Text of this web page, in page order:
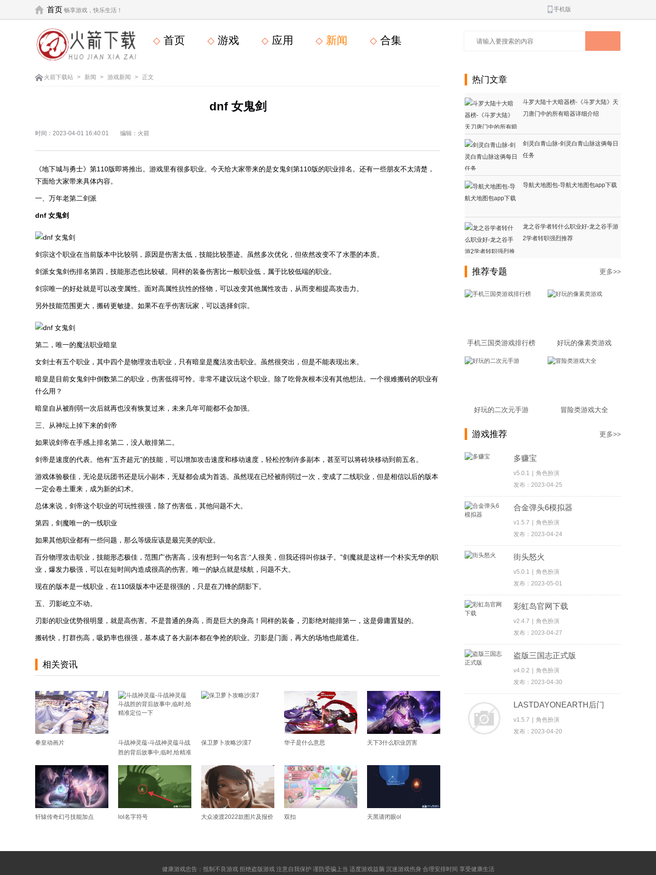
首页 畅享游戏，快乐生活！ 手机版
首页 游戏 应用 新闻 合集
火箭下载站 > 新闻 > 游戏新闻 > 正文
dnf 女鬼剑
时间：2023-04-01 16:40:01 编辑：火箭
《地下城与勇士》第110版即将推出。游戏里有很多职业。今天给大家带来的是女鬼剑第110版的职业排名。还有一些朋友不太清楚，
下面给大家带来具体内容。
一、万年老第二剑派
dnf 女鬼剑
剑宗这个职业在当前版本中比较弱，原因是伤害太低，技能比较墨迹。虽然多次优化，但依然改变不了水墨的本质。
剑派女鬼剑伤排名第四，技能形态也比较破。同样的装备伤害比一般职业低，属于比较低端的职业。
剑宗唯一的好处就是可以改变属性。面对高属性抗性的怪物，可以改变其他属性攻击，从而变相提高攻击力。
另外技能范围更大，搬砖更敏捷。如果不在乎伤害玩家，可以选择剑宗。
第二，唯一的魔法职业暗皇
女剑士有五个职业，其中四个是物理攻击职业，只有暗皇是魔法攻击职业。虽然很突出，但是不能表现出来。
暗皇是目前女鬼剑中倒数第二的职业，伤害低得可怜。非常不建议玩这个职业。除了吃骨灰根本没有其他想法。一个很难搬砖的职业有
什么用？
暗皇自从被削弱一次后就再也没有恢复过来，未来几年可能都不会加强。
三、从神坛上掉下来的剑帝
如果说剑帝在手感上排名第二，没人敢排第二。
剑帝是速度的代表。他有“五齐超元”的技能，可以增加攻击速度和移动速度，轻松控制许多副本，甚至可以将砖块移动到前五名。
游戏体验极佳，无论是玩团书还是玩小副本，无疑都会成为首选。虽然现在已经被削弱过一次，变成了二线职业，但是相信以后的版本
一定会卷土重来，成为新的幻术。
总体来说，剑帝这个职业的可玩性很强，除了伤害低，其他问题不大。
第四，剑魔唯一的一线职业
如果其他职业都有一些问题，那么等级应该是最完美的职业。
百分物理攻击职业，技能形态极佳，范围广伤害高，没有想到一句名言:“人很美，但我还得叫你妹子。”剑魔就是这样一个朴实无华的职
业，爆发力极强，可以在短时间内造成很高的伤害。唯一的缺点就是续航，问题不大。
现在的版本是一线职业，在110级版本中还是很强的，只是在刀锋的阴影下。
五、刃影屹立不动。
刃影的职业优势很明显，就是高伤害。不是普通的身高，而是巨大的身高！同样的装备，刃影绝对能排第一，这是毋庸置疑的。
搬砖快，打群伤高，吸奶率也很强，基本成了各大副本都在争抢的职业。刃影是门面，再大的场地也能遮住。
相关资讯
拳皇动画片
斗战神灵蕴-斗战神灵蕴斗战
胜的背后故事中,临时,给精准
保卫萝卜攻略沙漠7 华子是什么意思 天下3什么职业厉害
轩辕传奇幻弓技能加点 lol名字符号 大众凌渡2022款图片及报价 双扣 天黑请闭眼ol
热门文章
斗罗大陆十大暗器榜-《斗罗大陆》天
刀唐门中的所有暗器详细介绍
剑灵白青山脉-剑灵白青山脉这俩每日
任务
导航犬地图包-导航犬地图包app下载
龙之谷学者转什么职业好-龙之谷手游
2学者转职强烈推荐
推荐专题 更多>>
手机三国类游戏排行榜 好玩的像素类游戏
好玩的二次元手游 冒险类游戏大全
游戏推荐 更多>>
多赚宝
v5.0.1
角色扮演
发布：2023-04-25
合金弹头6模拟器
v1.5.7
角色扮演
发布：2023-04-24
街头怒火
v5.0.1
角色扮演
发布：2023-05-01
彩虹岛官网下载
v2.4.7
角色扮演
发布：2023-04-27
盗版三国志正式版
v4.0.2
角色扮演
发布：2023-04-30
LASTDAYONEARTH后门
v1.5.7
角色扮演
发布：2023-04-20
健康游戏忠告：抵制不良游戏 拒绝盗版游戏 注意自我保护 谨防受骗上当 适度游戏益脑 沉迷游戏伤身 合理安排时间 享受健康生活